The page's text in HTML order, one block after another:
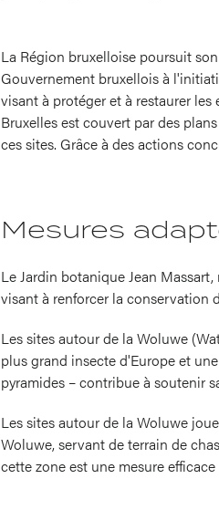
La Région bruxelloise poursuit
Gouvernement bruxellois à
visant à protéger et à restaurer
Bruxelles est couvert par des
ces sites. Grâce à des actions
Mesures
Le Jardin botanique Jean
visant à renforcer la conservation
Les sites autour de la Woluwe
plus grand insecte d'Europe et
pyramides – contribue à soutenir
Les sites autour de la Woluwe
Woluwe, servant de terrain de
cette zone est une mesure